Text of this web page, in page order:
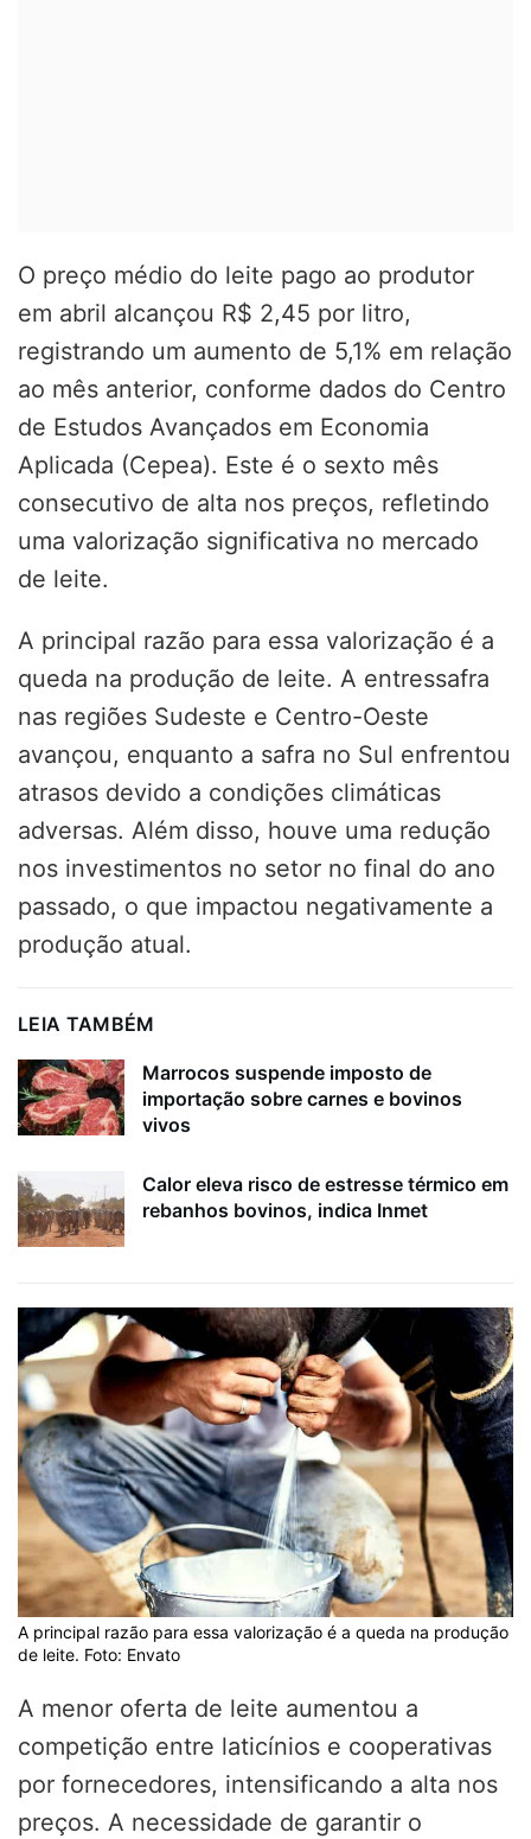
O preço médio do leite pago ao produtor
em abril alcançou R$ 2,45 por litro,
registrando um aumento de 5,1% em relação
ao mês anterior, conforme dados do Centro
de Estudos Avançados em Economia
Aplicada (Cepea). Este é o sexto mês
consecutivo de alta nos preços, refletindo
uma valorização significativa no mercado
de leite.
A principal razão para essa valorização é a
queda na produção de leite. A entressafra
nas regiões Sudeste e Centro-Oeste
avançou, enquanto a safra no Sul enfrentou
atrasos devido a condições climáticas
adversas. Além disso, houve uma redução
nos investimentos no setor no final do ano
passado, o que impactou negativamente a
produção atual.
LEIA TAMBÉM
Marrocos suspende imposto de
importação sobre carnes e bovinos
vivos
Calor eleva risco de estresse térmico em
rebanhos bovinos, indica Inmet
A principal razão para essa valorização é a queda na produção
de leite. Foto: Envato
A menor oferta de leite aumentou a
competição entre laticínios e cooperativas
por fornecedores, intensificando a alta nos
preços. A necessidade de garantir o